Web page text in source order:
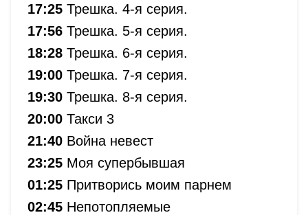
17:25 Трешка. 4-я серия.
17:56 Трешка. 5-я серия.
18:28 Трешка. 6-я серия.
19:00 Трешка. 7-я серия.
19:30 Трешка. 8-я серия.
20:00 Такси 3
21:40 Война невест
23:25 Моя супербывшая
01:25 Притворись моим парнем
02:45 Непотопляемые